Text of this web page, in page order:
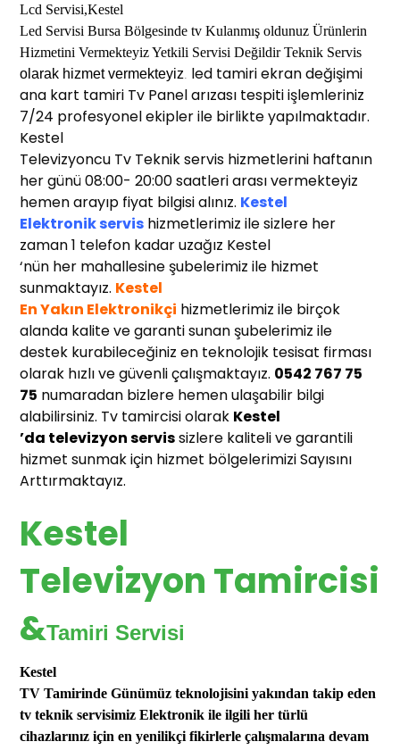
Lcd Servisi,Kestel
Led Servisi BursaBölgesindetvKulanmış oldunuz Ürünlerin
Hizmetini Vermekteyiz Yetkili Servisi Değildir Teknik Servis
o larak hizmetvermekteyiz. led tamiri ekran değişimi
ana kart tamiri Tv Panel arızası tespiti işlemleriniz
7/24 profesyonel ekipler ile birlikte yapılmaktadır.
Kestel
Televizyoncu Tv Teknik servis hizmetlerini haftanın
her günü 08:00- 20:00 saatleri arası vermekteyiz
hemen arayıp fiyat bilgisi alınız. Kestel
Elektronik servis hizmetlerimiz ile sizlere her
zaman 1 telefon kadar uzağız Kestel
‘nün her mahallesine şubelerimiz ile hizmet
sunmaktayız. Kestel
En Yakın Elektronikçi hizmetlerimiz ile birçok
alanda kalite ve garanti sunan şubelerimiz ile
destek kurabileceğiniz en teknolojik tesisat firması
olarak hızlı ve güvenli çalışmaktayız. 0542 767 75
75 numaradan bizlere hemen ulaşabilir bilgi
alabilirsiniz. Tv tamircisi olarak Kestel
’da televizyon servissizlere kaliteli ve garantili
hizmet sunmak için hizmet bölgelerimizi Sayısını
Arttırmaktayız.
Kestel
Televizyon Tamircisi
&Tamiri Servisi
Kestel
TV Tamirinde Günümüz teknolojisini yakından takip eden
tv teknik servisimiz Elektronik ile ilgili her türlü
cihazlarınız içinen yenilikçi fikirlerle çalışmalarınadevam